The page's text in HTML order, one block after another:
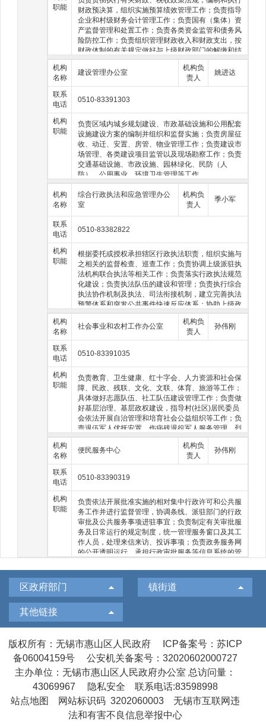
职能
财政预决算，组织实施预算绩效管理工作；负责指导
企业和村级财务会计管理工作；负责国有（集体）资
产监督管理和处置工作；负责各类资金监管和债务风
险防控工作；负责组织管理财政收入和财政支出，按
财政体制的有关规定做好与上级财政部门的解缴和结
算工作；负责政府投资项目全过程审计监督和财务管
理；负责对监管单位及领导干部履行经济责任情况的
审计监督工作；做好综合治税相关工作。
机构
名称
建设管理办公室
机构负
责人
姚进达
联系
电话
0510-83391303
机构
职能
负责区域内城乡规划建设、市政基础设施和公用配套
设施建设方案的编制并组织和监督实施；负责房屋征
收、动迁、安置、房管、物业管理工作；负责建设市
场管理、各类建设项目监管以及现场勘察工作；负责
交通基础设施、市政设施、园林绿化、民防（人
防）、公用事业、环境卫生管理等工作。
机构
名称
综合行政执法和应急管理办公
室
机构负
责人
季小军
联系
电话
0510-83382822
机构
职能
根据委托或授权承担辖区行政执法职责，组织实施与
之相关的监督检查、巡查工作；负责协调上级派驻执
法机构联合执法等相关工作；负责落实行政执法规范
化建设；负责执法队伍的建设和管理；负责执行综合
执法协作机制及执法、司法衔接机制，建立完善执法
预警体系和突发公共事件快速反应体系；协助上级政
府有关部门依法履行安全生产和消防监督管理职责；
履行安全生产综合监督管理职责，负责指导协调、监
督检查安全生产及消防工作；负责应急管理、安全生
灾和其他与安全生产相关的任务。
机构
名称
社会事业和农村工作办公室
机构负
责人
孙伟刚
联系
电话
0510-83391035
机构
职能
负责教育、卫生健康、红十字会、人力资源和社会保
障、民政、残联、文化、文联、体育、旅游等工作；
具体做好志愿队伍、社工队伍建设管理工作；负责做
好基层治理、基层政权建设，指导村(社区)居民委员
会依法开展自治管理和培育社会公益组织等工作；负
责退伍军人优抚安置、伤病残退役军人服务管理、烈
军属优抚和双拥共建等工作；负责贯彻落实“三农”工
作发展战略，制订辖区内农业农村发展规划；负责统
筹推动发展农村社会事业、公共服务、乡村治理等工
农村集体经济组织发展和村级集体资产管理工作，承
营管理、宅基地改革管理“三资三化”监管、农民专业
合作社和家庭农场管理服务工作；负责种植业、畜牧
业、渔业、农业机械化等农业各产业工作的监督管
理，提供农技、农机服务。
机构
名称
便民服务中心
机构负
责人
孙伟刚
联系
电话
0510-83390319
机构
职能
负责依法开展批准实施的相对集中行政许可和公共服
务工作并进行监督管理，协调条线、派驻部门的行政
审批及公共服务事项进驻事宜；负责制定有关审批服
务及日常运行的规定制度，统一管理服务窗口及其工
作人员，处理来信来访、投诉事项；负责政务服务网
的公开透明运行，承担行政审批服务等信息系统的管
服务的村（社区）便民服务点提供业务指导和技术支
持；负责牵头相关职能机构对行政审批涉及的重大项
目进行联合踏勘、联合论证、联合审批和现场服务；
负责项目招标、政府采购和提供政策咨询等工作；负
责中介机构的监督工作；探索创新行政服务方式和工
作机制，提高行政服务效能和质量。
区政府部门 镇街道
其他链接
版权所有：无锡市惠山区人民政府
ICP备案号：苏ICP
备06004159号
公安机关备案号：32020602000727
主办单位：无锡市惠山区人民政府办公室 总访问量：
43069967
隐私安全
联系电话:83598998
站点地图
网站标识码 3202060003
无锡市互联网违
法和有害不良信息举报中心